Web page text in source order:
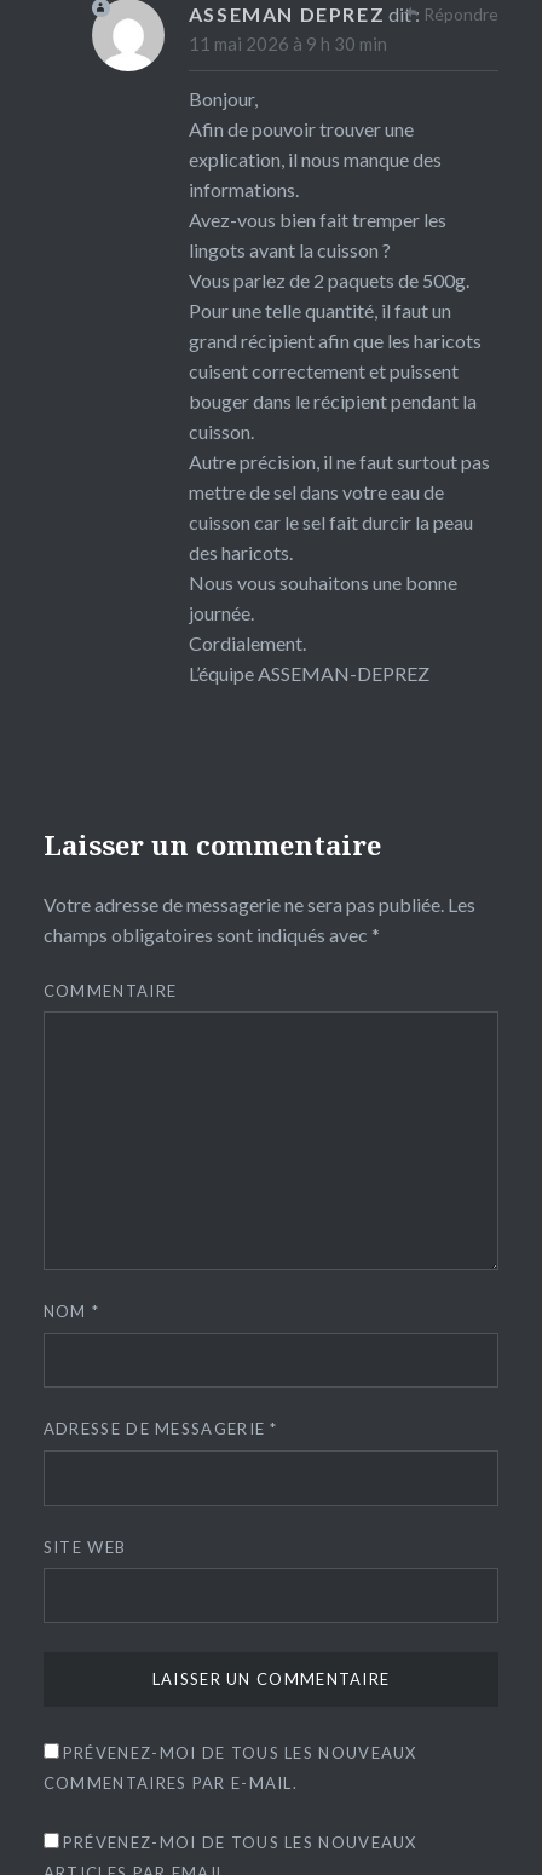
ASSEMAN DEPREZ dit :
11 mai 2026 à 9 h 30 min
Bonjour,
Afin de pouvoir trouver une
explication, il nous manque des
informations.
Avez-vous bien fait tremper les
lingots avant la cuisson ?
Vous parlez de 2 paquets de 500g.
Pour une telle quantité, il faut un
grand récipient afin que les haricots
cuisent correctement et puissent
bouger dans le récipient pendant la
cuisson.
Autre précision, il ne faut surtout pas
mettre de sel dans votre eau de
cuisson car le sel fait durcir la peau
des haricots.
Nous vous souhaitons une bonne
journée.
Cordialement.
L’équipe ASSEMAN-DEPREZ
Répondre
Laisser un commentaire
Votre adresse de messagerie ne sera pas publiée.Les
champs obligatoires sont indiqués avec *
COMMENTAIRE
NOM*
ADRESSE DE MESSAGERIE*
SITE WEB
PRÉVENEZ-MOI DE TOUS LES NOUVEAUX
COMMENTAIRES PAR E-MAIL.
PRÉVENEZ-MOI DE TOUS LES NOUVEAUX